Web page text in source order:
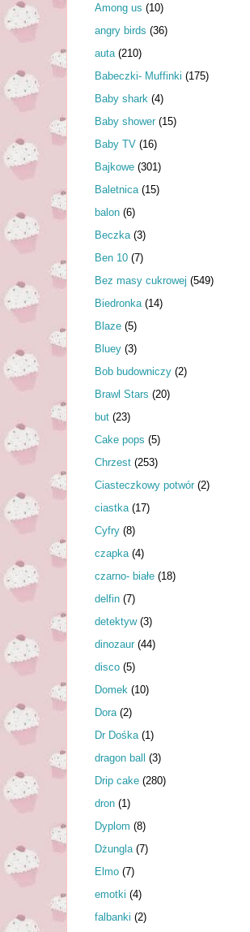
Among us (10)
angry birds (36)
auta (210)
Babeczki- Muffinki (175)
Baby shark (4)
Baby shower (15)
Baby TV (16)
Bajkowe (301)
Baletnica (15)
balon (6)
Beczka (3)
Ben 10 (7)
Bez masy cukrowej (549)
Biedronka (14)
Blaze (5)
Bluey (3)
Bob budowniczy (2)
Brawl Stars (20)
but (23)
Cake pops (5)
Chrzest (253)
Ciasteczkowy potwór (2)
ciastka (17)
Cyfry (8)
czapka (4)
czarno- białe (18)
delfin (7)
detektyw (3)
dinozaur (44)
disco (5)
Domek (10)
Dora (2)
Dr Dośka (1)
dragon ball (3)
Drip cake (280)
dron (1)
Dyplom (8)
Dżungla (7)
Elmo (7)
emotki (4)
falbanki (2)